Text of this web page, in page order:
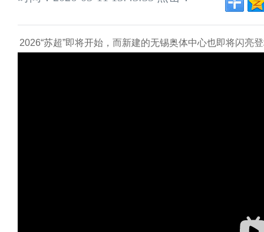
2026“苏超”即将开始，而新建的无锡奥体中心也即将闪亮